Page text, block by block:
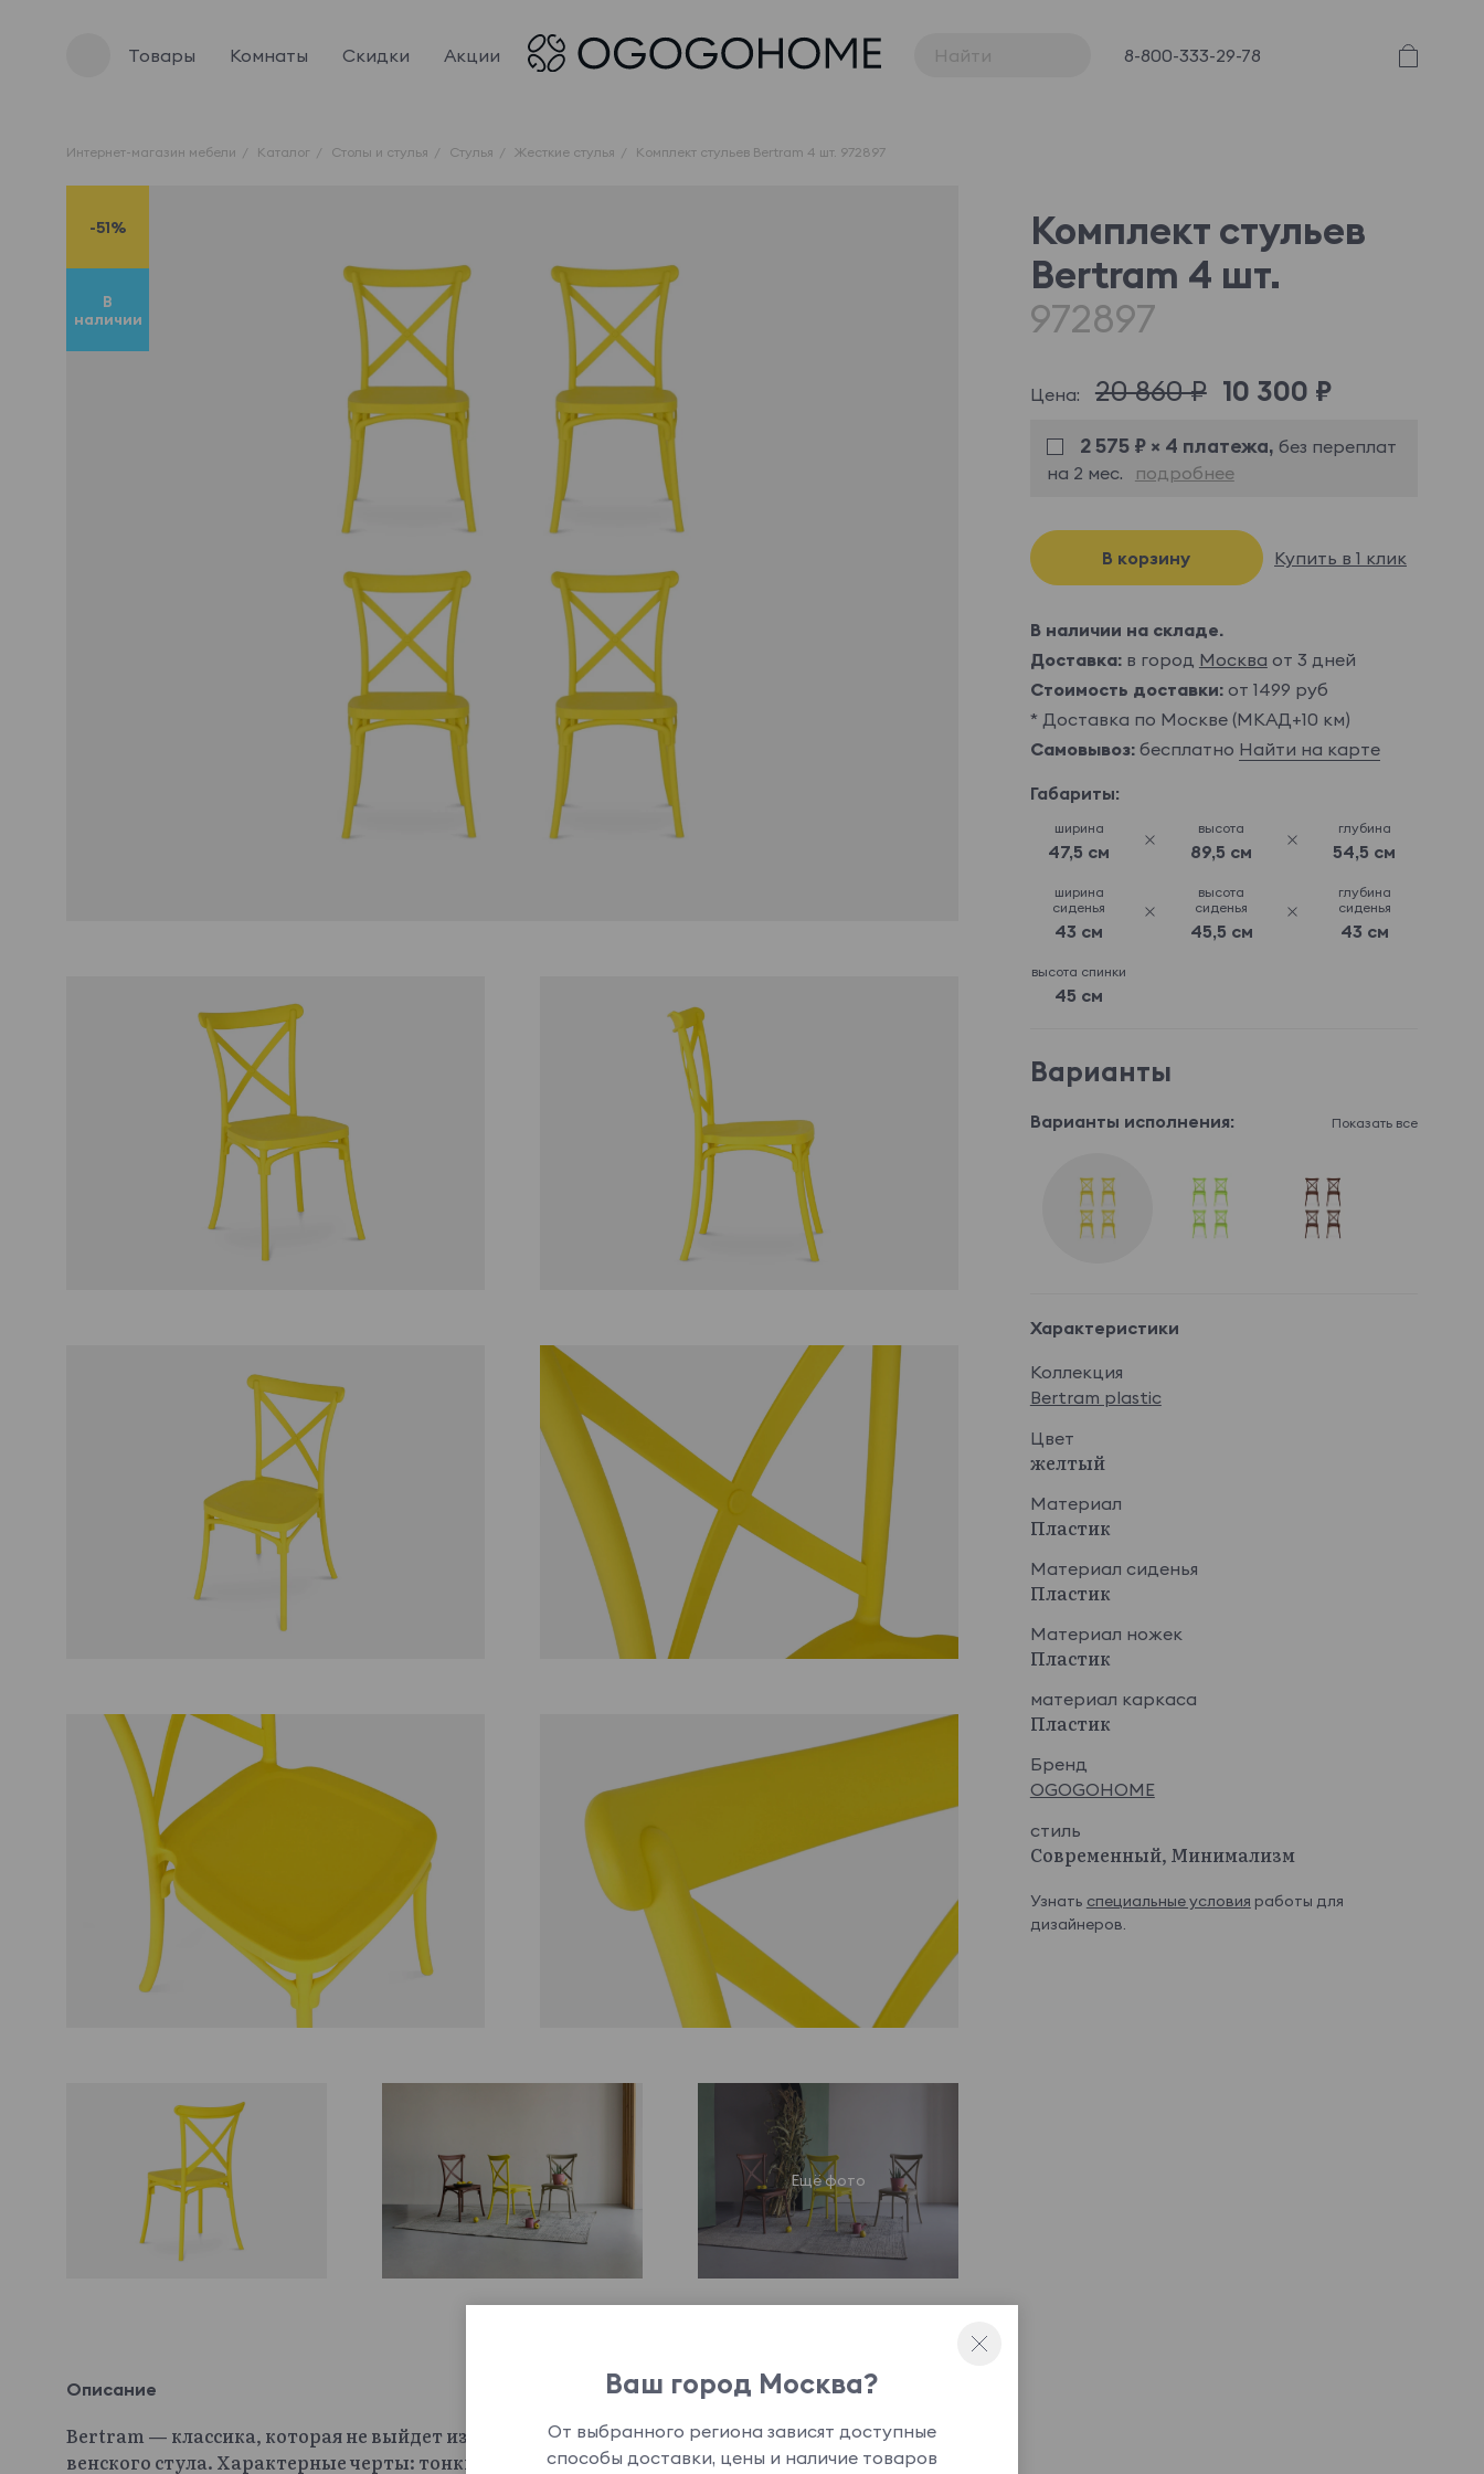
Товары Комнаты Скидки Акции 8-800-333-29-78
Интернет-магазин мебели Каталог Столы и стулья Стулья Жесткие стулья Комплект стульев Bertram 4 шт. 972897
-51%
В
наличии
Комплект стульев
Bertram 4 шт.
972897
Цена: 20 860 ₽ 10 300 ₽
2 575 ₽ × 4 платежа, без переплат
на 2 мес.
подробнее
В корзину Купить в 1 клик
В наличии на складе.
Доставка:в город Москва от 3 дней
Стоимость доставки:от 1499 руб
* Доставка по Москве (МКАД+10 км)
Самовывоз:бесплатно Найти на карте
Габариты:
ширина
47,5 см
высота
89,5 см
глубина
54,5 см
ширина
сиденья
43 см
высота
сиденья
45,5 см
глубина
сиденья
43 см
высота спинки
45 см
Варианты
Варианты исполнения: Показать все
Характеристики
Коллекция
Bertram plastic
Цвет
желтый
Материал
Пластик
Материал сиденья
Пластик
Материал ножек
Пластик
материал каркаса
Пластик
Бренд
OGOGOHOME
стиль
Современный, Минимализм
Узнать специальные условия работы для
дизайнеров.
Описание
Bertram — классика, которая не выйдет из моды. В основе дизайна — традиционная форма
венского стула. Характерные черты: тонкие, но устойчивые ножки, обтекаемая форма,
Ваш город Москва?
От выбранного региона зависят доступные
способы доставки, цены и наличие товаров